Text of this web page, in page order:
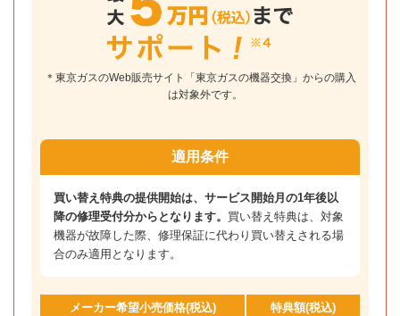
＊東京ガスのWeb販売サイト「東京ガスの機器交換」からの購入
は対象外です。
適用条件
買い替え特典の提供開始は、サービス開始月の1年後以
降の修理受付分からとなります。 買い替え特典は、対象
機器が故障した際、修理保証に代わり買い替えされる場
合のみ適用となります。
メーカー希望小売価格(税込) 特典額(税込)